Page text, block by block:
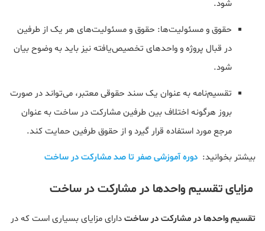
شود.
حقوق و مسئولیت‌ها: حقوق و مسئولیت‌های هر یک از طرفین
در قبال پروژه و واحدهای تخصیص‌یافته نیز باید به وضوح بیان
شود.
تقسیم‌نامه به عنوان یک سند حقوقی معتبر، می‌تواند در صورت
بروز هرگونه اختلاف بین طرفین مشارکت در ساخت به عنوان
مرجع مورد استفاده قرار گیرد و از حقوق طرفین حمایت کند.
بیشتر بخوانید: دوره آموزشی صفر تا صد مشارکت در ساخت
مزایای تقسیم واحدها در مشارکت در ساخت
تقسیم واحدها در مشارکت در ساختدارای مزایای بسیاری است که در